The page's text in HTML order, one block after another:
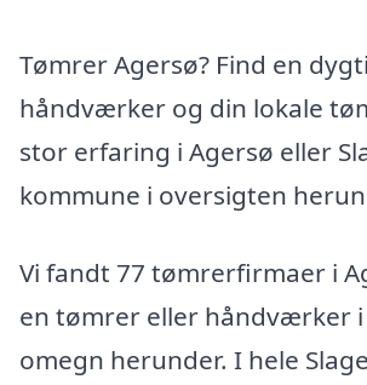
Tømrer Agersø? Find en
håndværker og din lokale
stor erfaring i Agersø eller
kommune i oversigten
Vi fandt 77 tømrerfirmaer i
en tømrer eller håndværker i
omegn herunder. I hele